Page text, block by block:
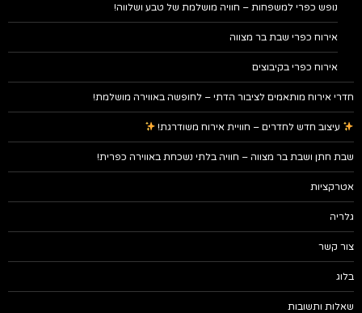
נופש כפרי למשפחות – חוויה מושלמת של טבע ושלווה!
אירוח כפרי שבת בר מצווה
אירוח כפרי בקיבוצים
חדרי אירוח מותאמים לציבור הדתי – לחופשה באווירה מושלמת!
עיצוב חדש לחדרים – חוויית אירוח משודרגת!
שבת חתן ושבת בר מצווה – חוויה בלתי נשכחת באווירה כפרית!
אטרקציות
גלריה
צור קשר
בלוג
שאלות ותשובות